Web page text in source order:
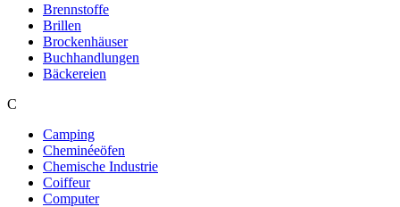
Brennstoffe
Brillen
Brockenhäuser
Buchhandlungen
Bäckereien
C
Camping
Cheminéeöfen
Chemische Industrie
Coiffeur
Computer